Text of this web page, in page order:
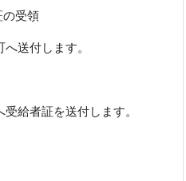
の受領
送付します。
給者証を送付します。